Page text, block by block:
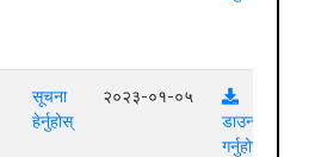
सूचना
हेर्नुहोस्
२०२३-०१-०५
डाउनलोड
गर्नुहोस्